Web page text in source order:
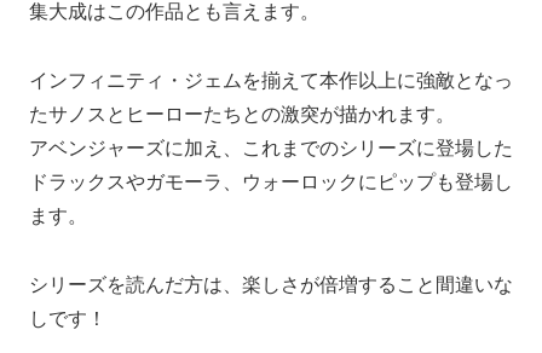
集大成はこの作品とも言えます。
インフィニティ・ジェムを揃えて本作以上に強敵となっ
たサノスとヒーローたちとの激突が描かれます。
アベンジャーズに加え、これまでのシリーズに登場した
ドラックスやガモーラ、ウォーロックにピップも登場し
ます。
シリーズを読んだ方は、楽しさが倍増すること間違いな
しです！